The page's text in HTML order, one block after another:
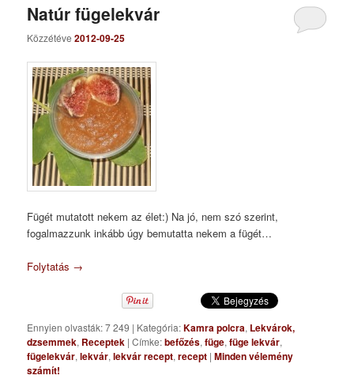
Natúr fügelekvár
Közzétéve2012-09-25
Fügét mutatott nekem az élet:) Na jó, nem szó szerint,
fogalmazzunk inkább úgy bemutatta nekem a fügét…
Folytatás →
Ennyien olvasták: 7 249 | Kategória:Kamra polcra, Lekvárok,
dzsemmek, Receptek |Címke:befőzés,füge,füge lekvár,
fügelekvár,lekvár,lekvár recept,recept |Minden vélemény
számít!